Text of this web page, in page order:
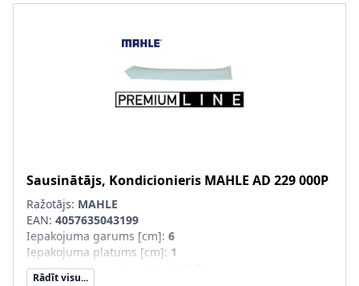
Sausinātājs, Kondicionieris MAHLE AD 229 000P
Ražotājs: MAHLE
EAN: 4057635043199
Iepakojuma garums [cm]: 6
Iepakojuma platums [cm]: 1
Iepakojuma augstums [cm]
Rādīt visu...